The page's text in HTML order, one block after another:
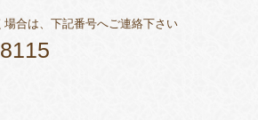
場合は、下記番号へご連絡下さい